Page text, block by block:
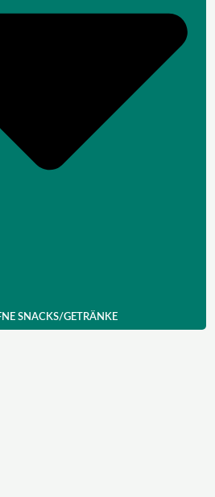
SNACKS/GETRÄNKE